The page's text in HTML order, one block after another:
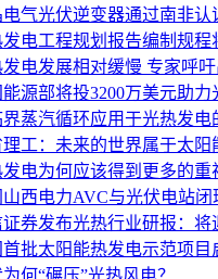
电气光伏逆变器通过南非认
电工程规划报告编制规程
电发展相对缓慢 专家呼
源部将投3200万美元助
蒸汽循环应用于光热发电
理工：未来的世界属于太阳
电为何应该得到更多的重
山西电力AVC与光伏电站
证券发布光热行业研报：将
批太阳能热发电示范项目